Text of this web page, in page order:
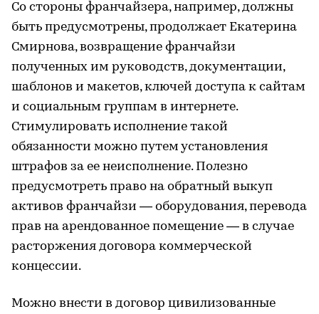
Со стороны франчайзера, например, должны
быть предусмотрены, продолжает Екатерина
Смирнова, возвращение франчайзи
полученных им руководств, документации,
шаблонов и макетов, ключей доступа к сайтам
и социальным группам в интернете.
Стимулировать исполнение такой
обязанности можно путем установления
штрафов за ее неисполнение. Полезно
предусмотреть право на обратный выкуп
активов франчайзи — оборудования, перевода
прав на арендованное помещение — в случае
расторжения договора коммерческой
концессии.
Можно внести в договор цивилизованные